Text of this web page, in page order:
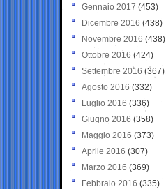
Gennaio 2017 (453)
Dicembre 2016 (438)
Novembre 2016 (438)
Ottobre 2016 (424)
Settembre 2016 (367)
Agosto 2016 (332)
Luglio 2016 (336)
Giugno 2016 (358)
Maggio 2016 (373)
Aprile 2016 (307)
Marzo 2016 (369)
Febbraio 2016 (335)